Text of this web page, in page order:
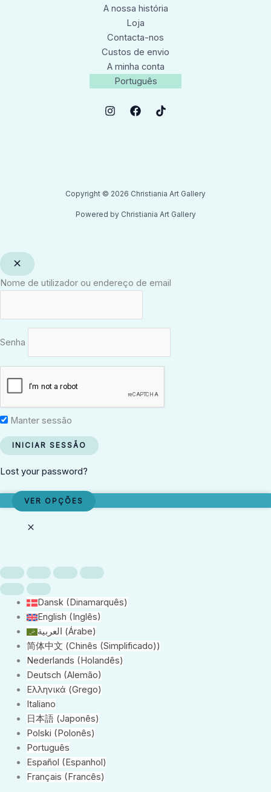
A nossa história
Loja
Contacta-nos
Custos de envio
A minha conta
Português
Copyright © 2026 Christiania Art Gallery
Powered by Christiania Art Gallery
Nome de utilizador ou endereço de email
Senha
Manter sessão
Lost your password?
VER OPÇÕES
Dansk(Dinamarquês)
English (Inglês)
العربية (Árabe)
简体中文 (Chinês (Simplificado))
Nederlands (Holandês)
Deutsch (Alemão)
Ελληνικά (Grego)
Italiano
日本語(Japonês)
Polski (Polonês)
Português
Español (Espanhol)
Français (Francês)